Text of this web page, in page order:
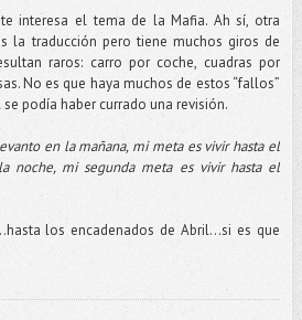
interesa el tema de la Mafia. Ah sí, otra
la traducción pero tiene muchos giros de
raros: carro por coche, cuadras por
No es que haya muchos de estos “fallos”
podía haber currado una revisión.
en la mañana, mi meta es vivir hasta el
noche, mi segunda meta es vivir hasta el
los encadenados de Abril...si es que